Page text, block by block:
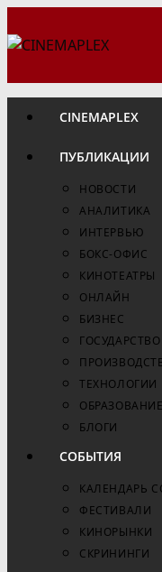
к
CINEMAPLEX
ПУБЛИКАЦИИ
НОВОСТИ
АНАЛИТИКА
ИНТЕРВЬЮ
БОКС-ОФИС
КИНОТЕАТРЫ
ОНЛАЙН
БИЗНЕС
ГОСУДАРСТВО
ТЕХНОЛОГИИ
ОБРАЗОВАНИЕ
БЛОГИ
СОБЫТИЯ
КАЛЕНДАРЬ
ФЕСТИВАЛИ
КИНОРЫНКИ
СКРИНИНГИ